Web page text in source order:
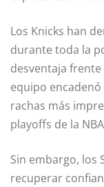
Los Knicks han
durante toda la
desventaja
equipo
rachas más
playoffs de la
Sin embargo, los
recuperar